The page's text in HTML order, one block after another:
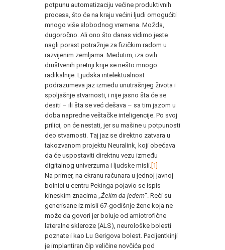
potpunu automatizaciju većine produktivnih
procesa, što će na kraju većini ljudi omogućiti
mnogo više slobodnog vremena. Možda,
dugoročno. Ali ono što danas vidimo jeste
nagli porast potražnje za fizičkim radom u
razvijenim zemljama. Međutim, iza ovih
društvenih pretnji krije se nešto mnogo
radikalnije. Ljudska intelektualnost
podrazumeva jaz između unutrašnjeg života i
spoljašnje stvarnosti, i nije jasno šta će se
desiti – ili šta se već dešava – sa tim jazom u
doba napredne veštačke inteligencije. Po svoj
prilici, on će nestati, jer su mašine u potpunosti
deo stvarnosti. Taj jaz se direktno zatvara u
takozvanom projektu Neuralink, koji obećava
da će uspostaviti direktnu vezu između
digitalnog univerzuma i ljudske misli. [1]
Na primer, na ekranu računara u jednoj javnoj
bolnici u centru Pekinga pojavio se ispis
kineskim znacima „Želim da jedem“. Reči su
generisane iz misli 67-godišnje žene koja ne
može da govori jer boluje od amiotrofične
lateralne skleroze (ALS), neurološke bolesti
poznate i kao Lu Gerigova bolest. Pacijentkinji
je implantiran čip veličine novčića pod